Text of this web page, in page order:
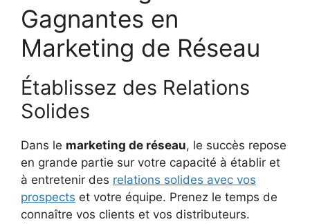
Gagnantes en
Marketing de Réseau
Établissez des Relations
Solides
Dans le marketing de réseau, le succès repose
en grande partie sur votre capacité à établir et
à entretenir des relations solides avec vos
prospects et votre équipe. Prenez le temps de
connaître vos clients et vos distributeurs.